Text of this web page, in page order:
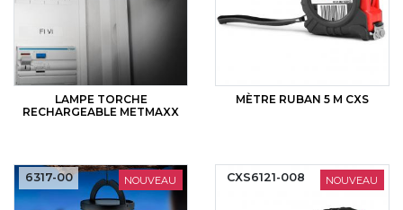
LAMPE TORCHE
RECHARGEABLE METMAXX
MÈTRE RUBAN 5 M CXS
NOUVEAU
6317-00 NOUVEAU
CXS6121-008